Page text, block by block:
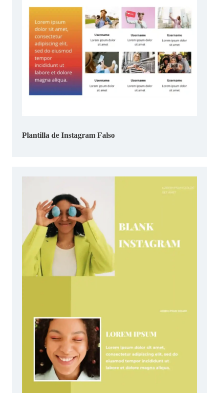
Plantilla de Instagram Falso